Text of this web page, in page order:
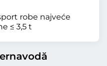
robe najveće
≤ 3,5 t